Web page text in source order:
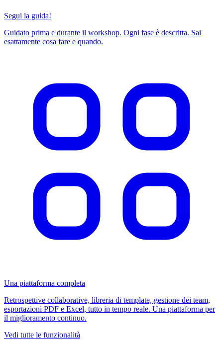
Segui la guida!
Guidato prima e durante il workshop. Ogni fase è descritta. Sai
esattamente cosa fare e quando.
Una piattaforma completa
Retrospettive collaborative, libreria di template, gestione dei team,
esportazioni PDF e Excel, tutto in tempo reale. Una piattaforma per
il miglioramento continuo.
Vedi tutte le funzionalità